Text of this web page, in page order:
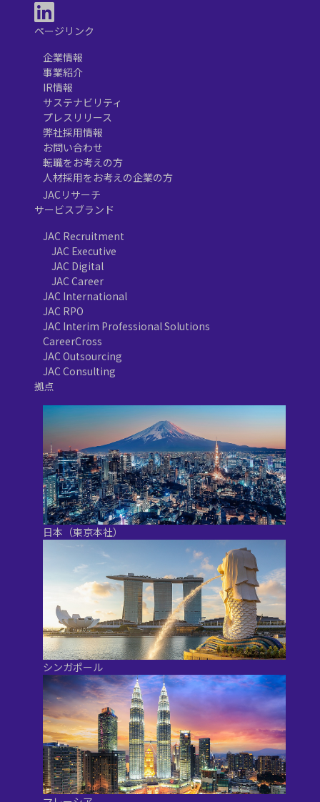
ページリンク
企業情報
事業紹介
IR情報
サステナビリティ
プレスリリース
弊社採用情報
お問い合わせ
転職をお考えの方
人材採用をお考えの企業の方
JACリサーチ
サービスブランド
JAC Recruitment
JAC Executive
JAC Digital
JAC Career
JAC International
JAC RPO
JAC Interim Professional Solutions
CareerCross
JAC Outsourcing
JAC Consulting
拠点
日本（東京本社）
シンガポール